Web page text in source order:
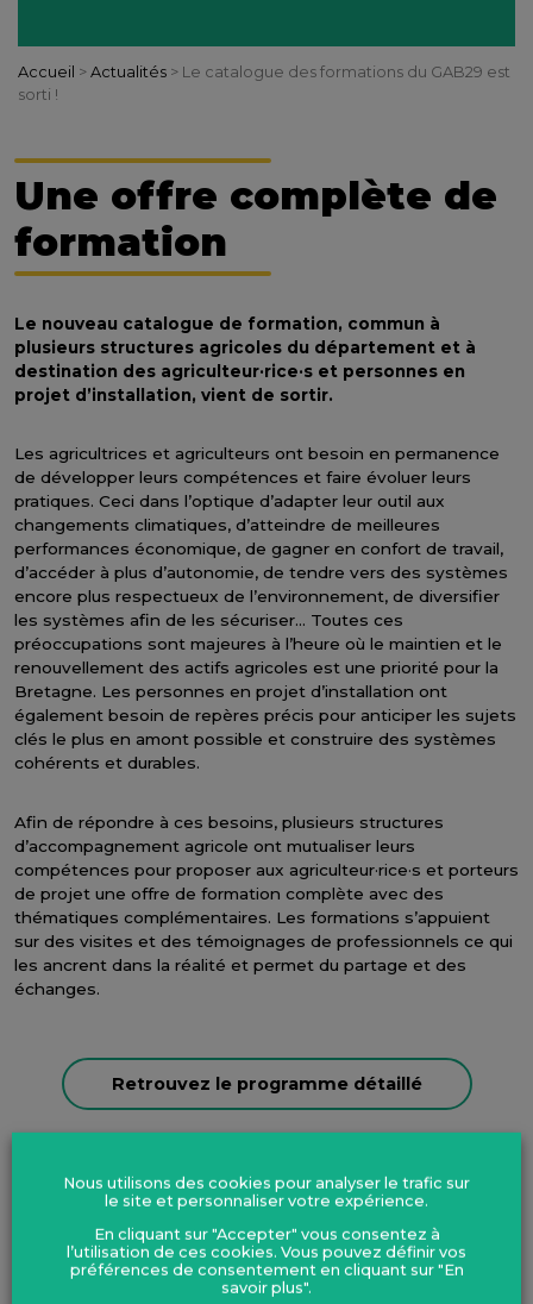
Accueil > Actualités > Le catalogue des formations du GAB29 est
sorti !
Une offre complète de
formation
Le nouveau catalogue de formation, commun à
plusieurs structures agricoles du département et à
destination des agriculteur·rice·s et personnes en
projet d’installation, vient de sortir.
Les agricultrices et agriculteurs ont besoin en permanence
de développer leurs compétences et faire évoluer leurs
pratiques. Ceci dans l’optique d’adapter leur outil aux
changements climatiques, d’atteindre de meilleures
performances économique, de gagner en confort de travail,
d’accéder à plus d’autonomie, de tendre vers des systèmes
encore plus respectueux de l’environnement, de diversifier
les systèmes afin de les sécuriser… Toutes ces
préoccupations sont majeures à l’heure où le maintien et le
renouvellement des actifs agricoles est une priorité pour la
Bretagne. Les personnes en projet d’installation ont
également besoin de repères précis pour anticiper les sujets
clés le plus en amont possible et construire des systèmes
cohérents et durables.
Afin de répondre à ces besoins, plusieurs structures
d’accompagnement agricole ont mutualiser leurs
compétences pour proposer aux agriculteur·rice·s et porteurs
de projet une offre de formation complète avec des
thématiques complémentaires. Les formations s’appuient
sur des visites et des témoignages de professionnels ce qui
les ancrent dans la réalité et permet du partage et des
échanges.
Retrouvez le programme détaillé
Publié le 3 octobre 2023 Partager :
Nous utilisons des cookies pour analyser le trafic sur
le site et personnaliser votre expérience.
En cliquant sur "Accepter" vous consentez à
l’utilisation de ces cookies. Vous pouvez définir vos
préférences de consentement en cliquant sur "En
savoir plus".